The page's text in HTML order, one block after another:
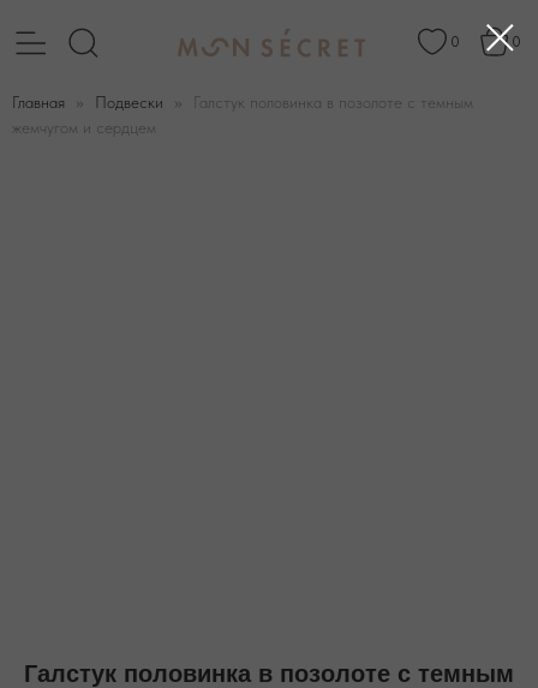
Главная Подвески
Галстук половинка в позолоте с темным
жемчугом и сердцем
Галстук половинка в позолоте с темным